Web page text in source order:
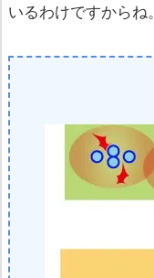
いるわけですからね。